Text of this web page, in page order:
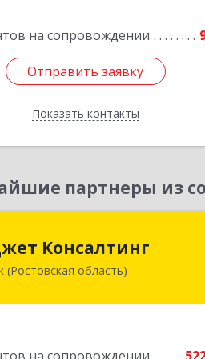
на сопровождении
Отправить заявку
Показать контакты
Отправить заявку
Назад
партнеры из
Консалтинг
(Ростовская область)
Ростовская обл, г.о. Город